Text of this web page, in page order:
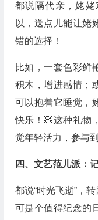
都说隔代亲，姥
以，送点儿能让姥
错的选择！
比如，一套色彩鲜
积木，增进感情；
可以抱着它睡觉，
快乐！🧸这种礼物
觉年轻活力，参与
四、文艺范儿派：
都说“时光飞逝”，
可是个值得纪念的